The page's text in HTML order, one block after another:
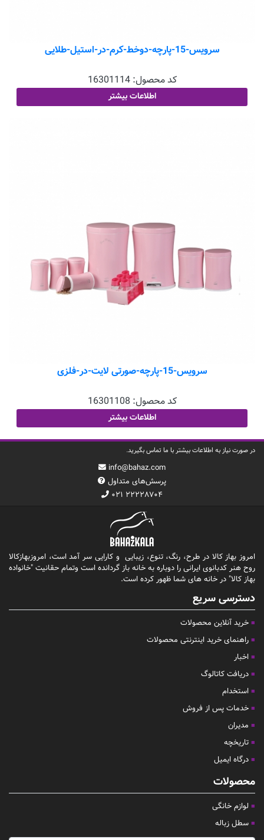
سرویس-15-پارچه-دوخط-کرم-در-استیل-طلایی
کد محصول:16301114
اطلاعات بیشتر
سرویس-15-پارچه-صورتی لایت-در-فلزی
کد محصول: 16301108
اطلاعات بیشتر
در صورت نیاز به اطلاعات بیشتر با ما تماس بگیرید.
info@bahaz.com
پرسش‌های متداول
۰۲۱ ۲۲۲۲۸۷۰۴
امروز بهاز کالا در طرح، رنگ، تنوع، زیبایی و کارایی سر آمد است، امروزبهازکالا
روح هنر کدبانوی ایرانی را دوباره به خانه باز گردانده است وتمام حقانیت "خانواده
بهاز کالا" در خانه های شما ظهور کرده است.
دسترسی سریع
خرید آنلاین محصولات
راهنمای خرید اینترنتی محصولات
اخبار
دریافت کاتالوگ
استخدام
خدمات پس از فروش
مدیران
تاریخچه
درگاه ایمیل
محصولات
لوازم خانگی
سطل زباله